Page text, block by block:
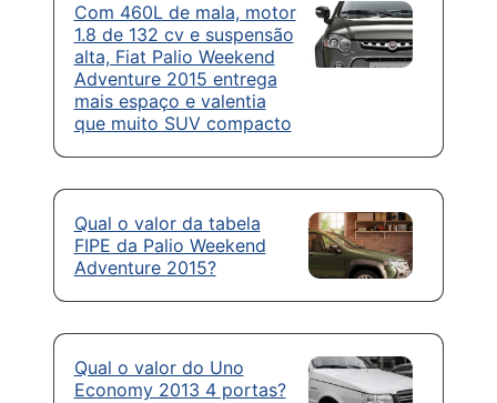
Com 460L de mala, motor
1.8 de 132 cv e suspensão
alta, Fiat Palio Weekend
Adventure 2015 entrega
mais espaço e valentia
que muito SUV compacto
Qual o valor da tabela
FIPE da Palio Weekend
Adventure 2015?
Qual o valor do Uno
Economy 2013 4 portas?